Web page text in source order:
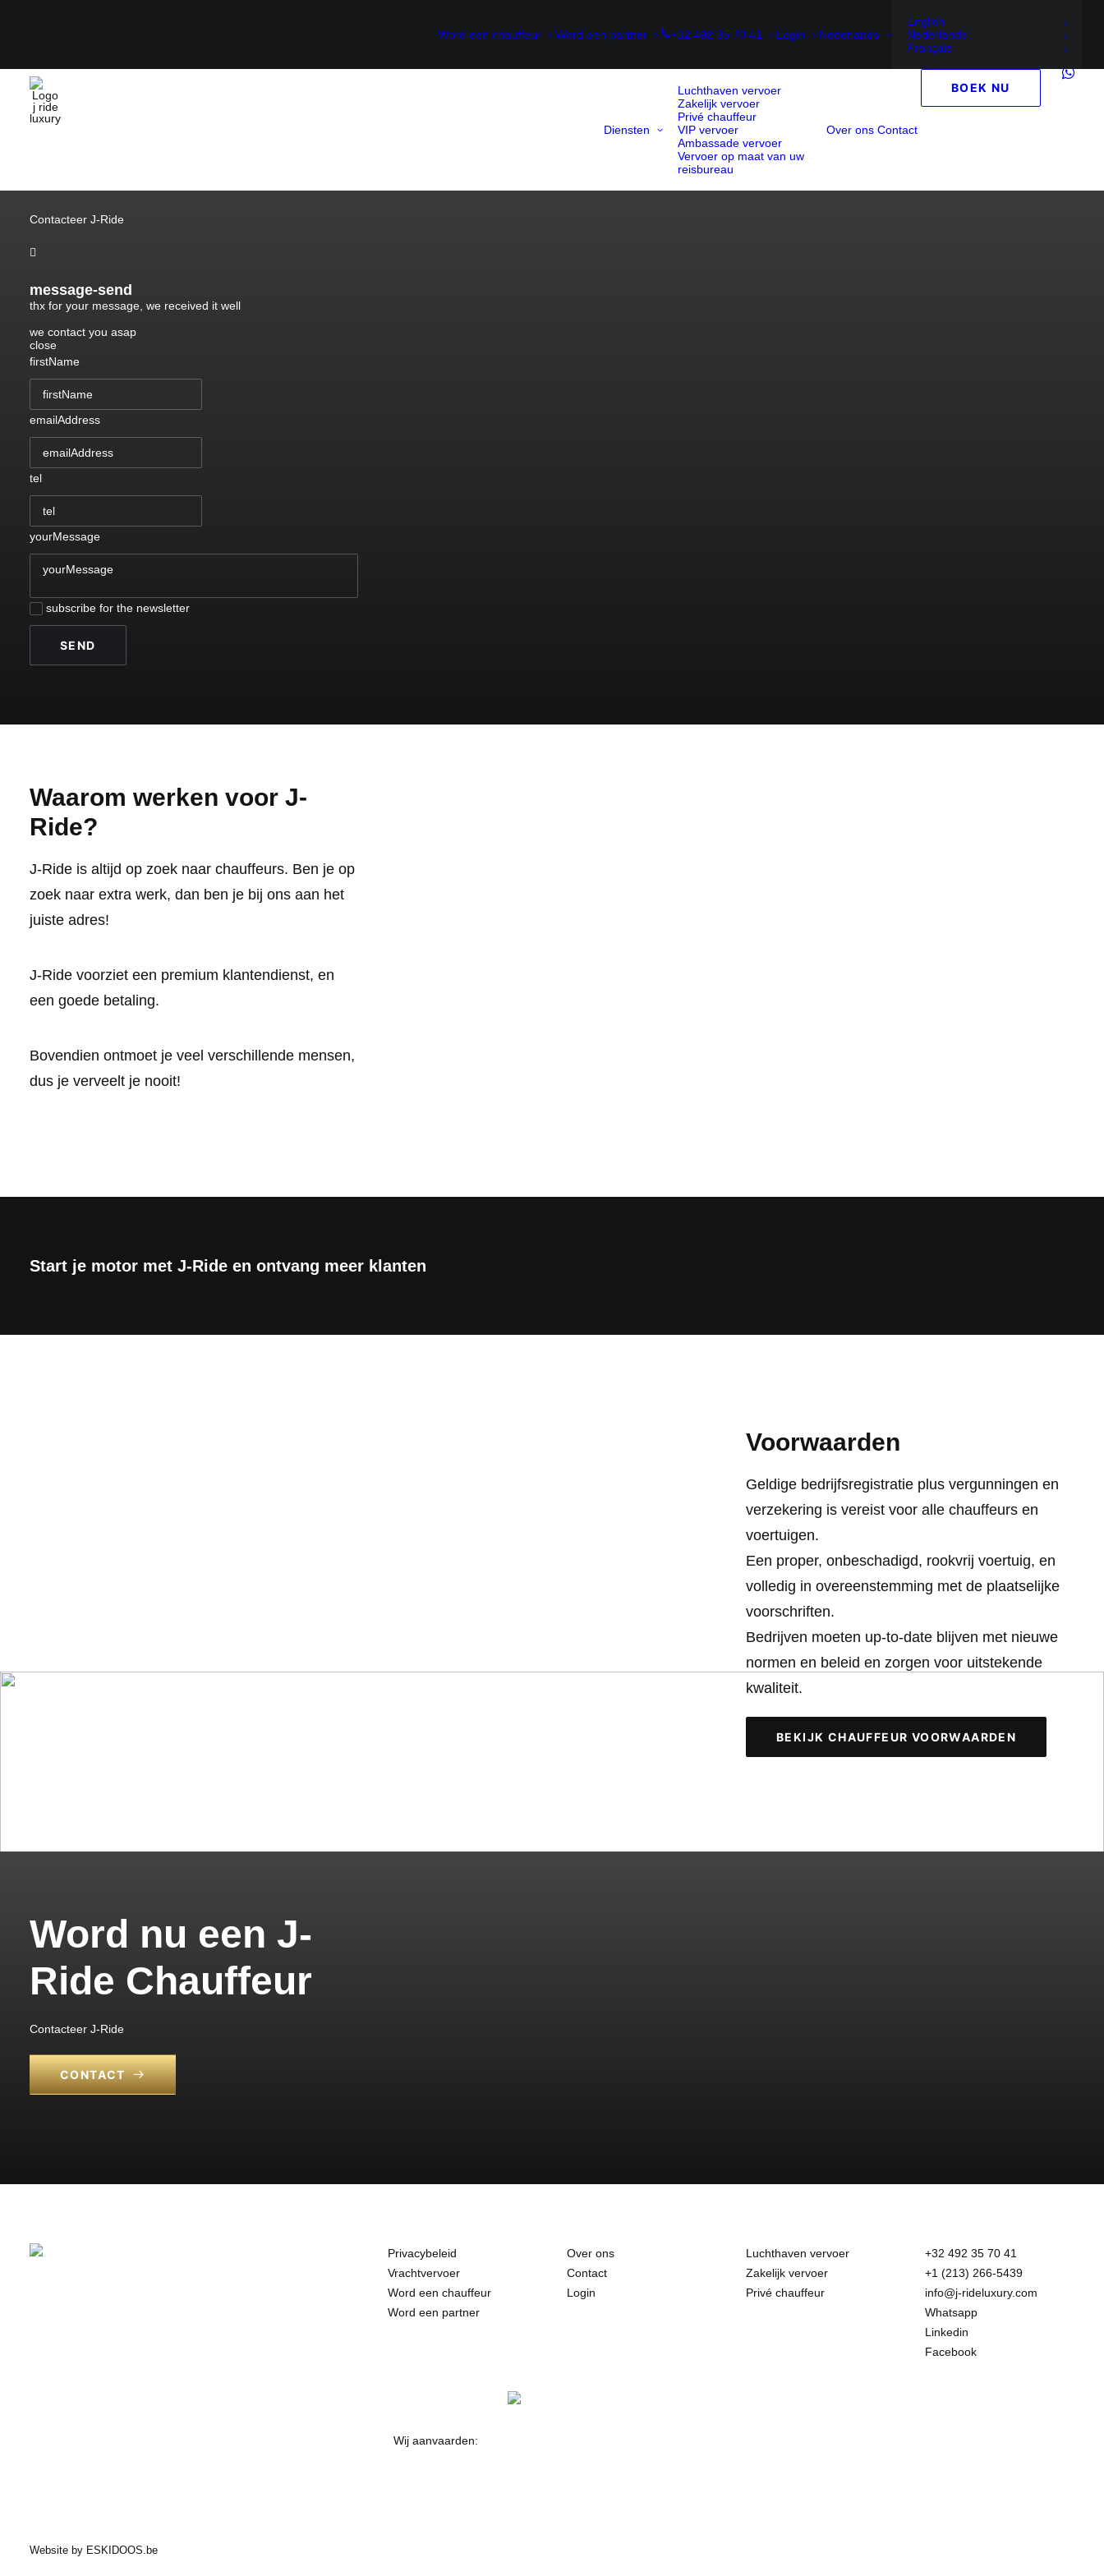
Word een chauffeur Word een partner +32 492 35 70 41 Login Nederlands
English
Nederlands
Français
Diensten
Luchthaven vervoer
Zakelijk vervoer
Privé chauffeur
VIP vervoer
Ambassade vervoer
Vervoer op maat van uw
reisbureau
Over ons Contact
BOEK NU
Contacteer J-Ride

message-send
thx for your message, we received it well
we contact you asap
close
firstName
emailAddress
tel
yourMessage
subscribe for the newsletter
Waarom werken voor J-
Ride?
J-Ride is altijd op zoek naar chauffeurs. Ben je op
zoek naar extra werk, dan ben je bij ons aan het
juiste adres!
J-Ride voorziet een premium klantendienst, en
een goede betaling.
Bovendien ontmoet je veel verschillende mensen,
dus je verveelt je nooit!
Start je motor met J-Ride en ontvang meer klanten
Voorwaarden
Geldige bedrijfsregistratie plus vergunningen en
verzekering is vereist voor alle chauffeurs en
voertuigen.
Een proper, onbeschadigd, rookvrij voertuig, en
volledig in overeenstemming met de plaatselijke
voorschriften.
Bedrijven moeten up-to-date blijven met nieuwe
normen en beleid en zorgen voor uitstekende
kwaliteit.
BEKIJK CHAUFFEUR VOORWAARDEN
Word nu een J-
Ride Chauffeur
Contacteer J-Ride
CONTACT
Privacybeleid
Vrachtvervoer
Word een chauffeur
Word een partner
Over ons
Contact
Login
Luchthaven vervoer
Zakelijk vervoer
Privé chauffeur
+32 492 35 70 41
+1 (213) 266-5439
info@j-rideluxury.com
Whatsapp
Linkedin
Facebook
Wij aanvaarden:
Website by ESKIDOOS.be